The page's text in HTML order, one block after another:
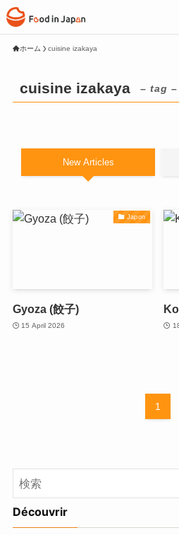
ホーム cuisine izakaya
cuisine izakaya – tag –
New Articles
Japon
Gyoza (餃子)
15 April 2026
1
Découvrir